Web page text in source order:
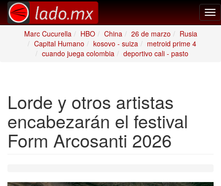
Marc Cucurella
HBO China 26 de marzo
Rusia
Capital Humano
kosovo - suiza
metroid prime 4
cuando juega colombia
deportivo cali - pasto
Lorde y otros artistas
encabezarán el festival
Form Arcosanti 2026